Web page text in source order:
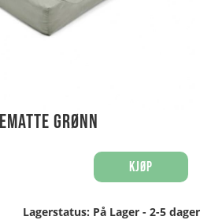
Grønn
Kjøp
Lagerstatus: På Lager - 2-5 dager